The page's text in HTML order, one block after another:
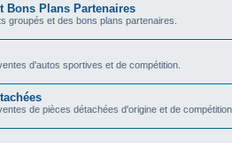
Bons Plans Partenaires
groupés et des bons plans partenaires.
d'autos sportives et de compétition.
de pièces détachées d'origine et de compétition.